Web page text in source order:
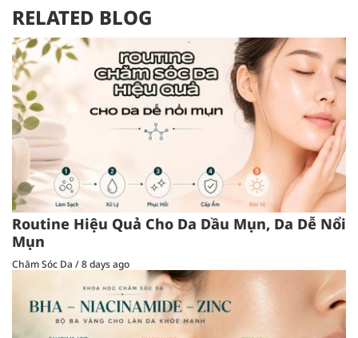
RELATED BLOG
Routine Hiệu Quả Cho Da Dầu Mụn, Da Dễ Nổi
Mụn
Chăm Sóc Da /8 days ago